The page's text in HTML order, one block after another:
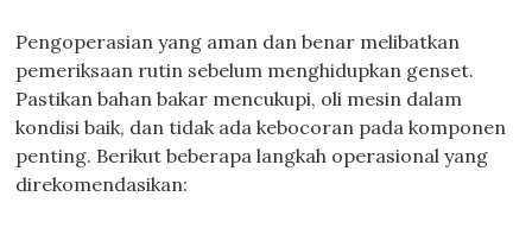
Pengoperasian yang aman dan benar melibatkan
pemeriksaan rutin sebelum menghidupkan genset.
Pastikan bahan bakar mencukupi, oli mesin dalam
kondisi baik, dan tidak ada kebocoran pada komponen
penting. Berikut beberapa langkah operasional yang
direkomendasikan: